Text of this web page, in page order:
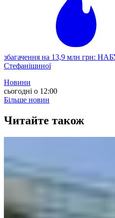
збагачення на 13,9 млн грн:
Стефанішиної
Новини
сьогодні о 12:00
Більше новин
Читайте також